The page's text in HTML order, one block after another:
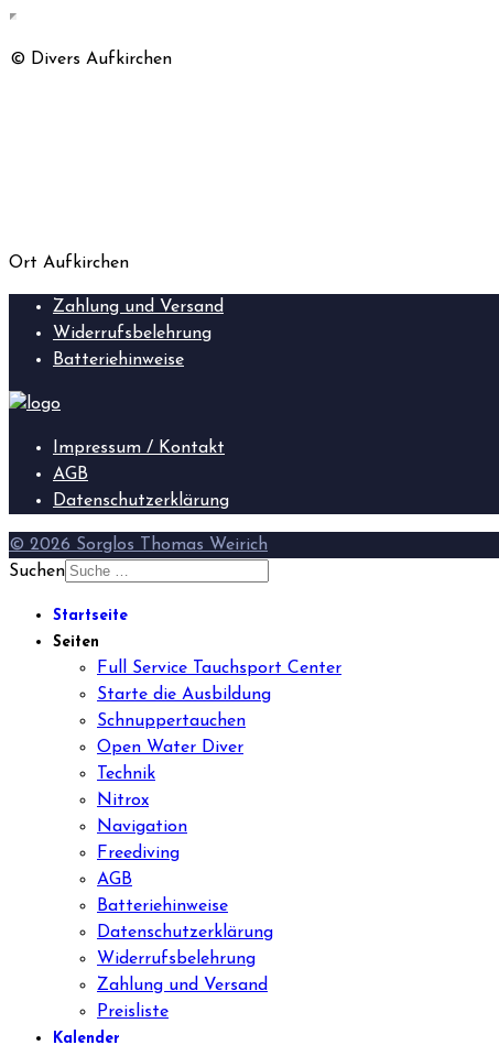
© Divers Aufkirchen
Ort Aufkirchen
Zahlung und Versand
Widerrufsbelehrung
Batteriehinweise
Impressum / Kontakt
AGB
Datenschutzerklärung
© 2026 Sorglos Thomas Weirich
Suchen
Startseite
Seiten
Full Service Tauchsport Center
Starte die Ausbildung
Schnuppertauchen
Open Water Diver
Technik
Nitrox
Navigation
Freediving
AGB
Batteriehinweise
Datenschutzerklärung
Widerrufsbelehrung
Zahlung und Versand
Preisliste
Kalender